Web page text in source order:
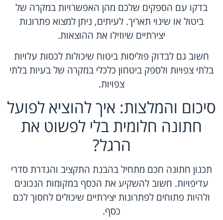
בדקו עם הספקים שלכם מהן האפשרויות במקרה של
ביטול או שינוי תאריך. לעיתים, ניתן למצוא פתרונות
יצירתיים שיוזילו את ההוצאות.
חשוב גם לבדוק פוליסות ביטוח שיכולות לכסות עלויות
בלתי צפויות ולספק ביטחון כלכלי במקרה של בעיות בלתי
צפויות.
סיכום והמלצות: איך להוציא לפועל
חתונה חלומית בלי לפשוט את
הרגל?
תכנון חתונה חכם מתחיל בהבנת התקציב והגדרת סדרי
עדיפויות. חשוב להשקיע את הכסף במקומות הנכונים
ולהיות פתוחים לפתרונות יצירתיים שיכולים לחסוך לכם
כסף.